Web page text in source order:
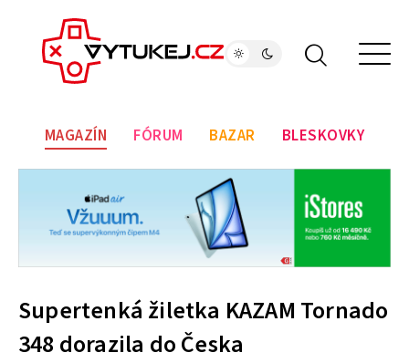
MAGAZÍN FÓRUM BAZAR BLESKOVKY
Supertenká žiletka KAZAM Tornado
348 dorazila do Česka